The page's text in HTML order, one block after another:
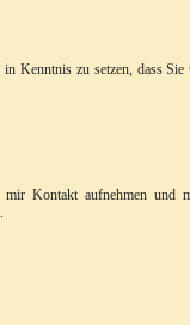
Kenntnis zu setzen, dass
Kontakt aufnehmen und